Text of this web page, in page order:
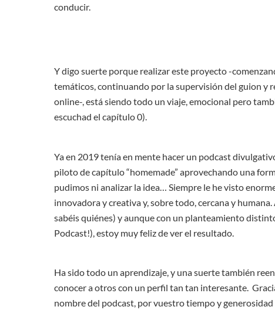
conducir.
Y digo suerte porque realizar este proyecto -
temáticos, continuando por la supervisión del guion y
online-, está siendo todo un viaje, emocional pero
escuchad el capítulo 0).
Ya en 2019 tenía en mente hacer un podcast
piloto de capítulo “homemade” aprovechando una
pudimos ni analizar la idea… Siempre le he visto
innovadora y creativa y, sobre todo, cercana y
sabéis quiénes) y aunque con un planteamiento
Podcast!), estoy muy feliz de ver el resultado.
Ha sido todo un aprendizaje, y una suerte también
conocer a otros con un perfil tan tan interesante.
nombre del podcast, por vuestro tiempo y